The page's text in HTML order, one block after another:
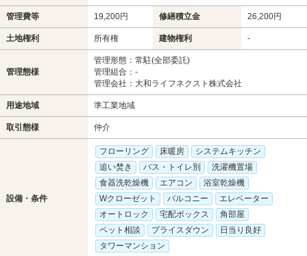
管理費等 19,200円 修繕積立金 26,200円
土地権利 所有権 建物権利 -
管理態様
管理形態：常駐(全部委託)
管理組合：-
管理会社：大和ライフネクスト株式会社
用途地域 準工業地域
取引態様 仲介
設備・条件
フローリング 床暖房
システムキッチン
追い焚き
バス・トイレ別
洗濯機置場
食器洗乾燥機
エアコン
浴室乾燥機
Wクローゼット
バルコニー
エレベーター
オートロック
宅配ボックス
角部屋
ペット相談
プライスダウン
日当り良好
タワーマンション